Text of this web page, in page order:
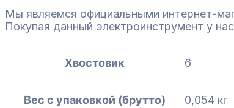
Мы являемся официальными интернет-
Покупая данный электроинструмент у
Хвостовик 6
Вес с упаковкой (брутто) 0,054 кг